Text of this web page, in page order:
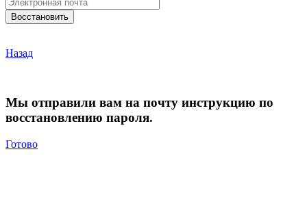
Назад
Мы отправили вам на почту инструкцию по
восстановлению пароля.
Готово